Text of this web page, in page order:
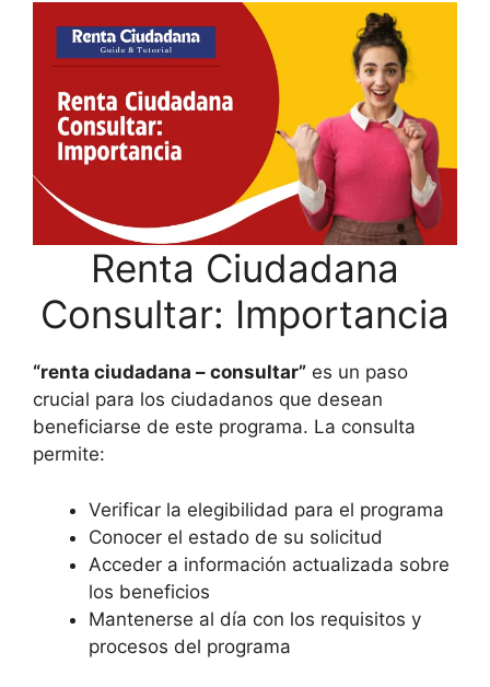
Renta Ciudadana
Consultar: Importancia
“renta ciudadana – consultar” es un paso
crucial para los ciudadanos que desean
beneficiarse de este programa. La consulta
permite:
Verificar la elegibilidad para el programa
Conocer el estado de su solicitud
Acceder a información actualizada sobre
los beneficios
Mantenerse al día con los requisitos y
procesos del programa